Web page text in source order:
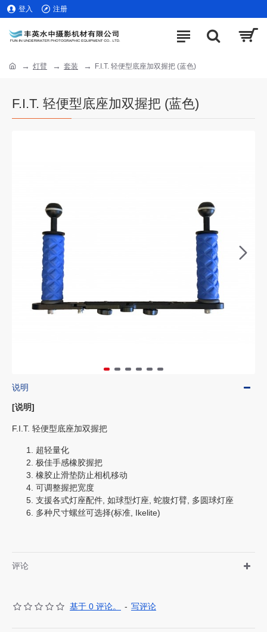
登入 注册
灯臂 套装 F.I.T. 轻便型底座加双握把 (蓝色)
F.I.T. 轻便型底座加双握把 (蓝色)
说明
[说明]
F.I.T. 轻便型底座加双握把
超轻量化
极佳手感橡胶握把
橡胶止滑垫防止相机移动
可调整握把宽度
支援各式灯座配件, 如球型灯座, 蛇腹灯臂, 多圆球灯座
多种尺寸螺丝可选择(标准, Ikelite)
评论
基于 0 评论。 - 写评论